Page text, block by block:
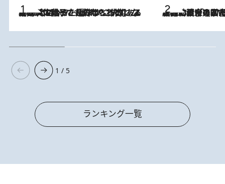
2026.8.5
【阿川佐和子さんの年とる力】なぜ70代で始めた趣味は“こんなに楽しい”のか？ ピアノ、俳句…スランプに陥っても続けられる“ある秘訣”とは 2026.8.3
慶應幼稚舎の図書室からテレビの世界に飛び込んだ阿川佐和子（72）
1 / 5
ランキング一覧